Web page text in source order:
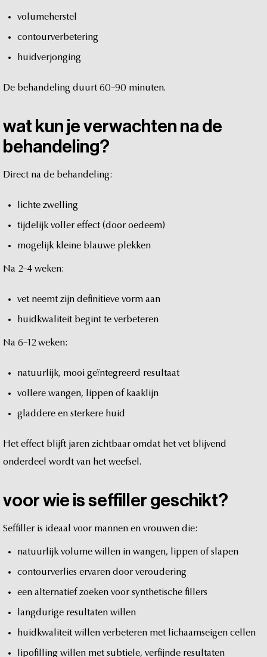
volumeherstel
contourverbetering
huidverjonging
De behandeling duurt 60–90 minuten.
wat kun je verwachten na de
behandeling?
Direct na de behandeling:
lichte zwelling
tijdelijk voller effect (door oedeem)
mogelijk kleine blauwe plekken
Na 2–4 weken:
vet neemt zijn definitieve vorm aan
huidkwaliteit begint te verbeteren
Na 6–12 weken:
natuurlijk, mooi geïntegreerd resultaat
vollere wangen, lippen of kaaklijn
gladdere en sterkere huid
Het effect blijft jaren zichtbaar omdat het vet blijvend
onderdeel wordt van het weefsel.
voor wie is seffiller geschikt?
Seffiller is ideaal voor mannen en vrouwen die:
natuurlijk volume willen in wangen, lippen of slapen
contourverlies ervaren door veroudering
een alternatief zoeken voor synthetische fillers
langdurige resultaten willen
huidkwaliteit willen verbeteren met lichaamseigen cellen
lipofilling willen met subtiele, verfijnde resultaten